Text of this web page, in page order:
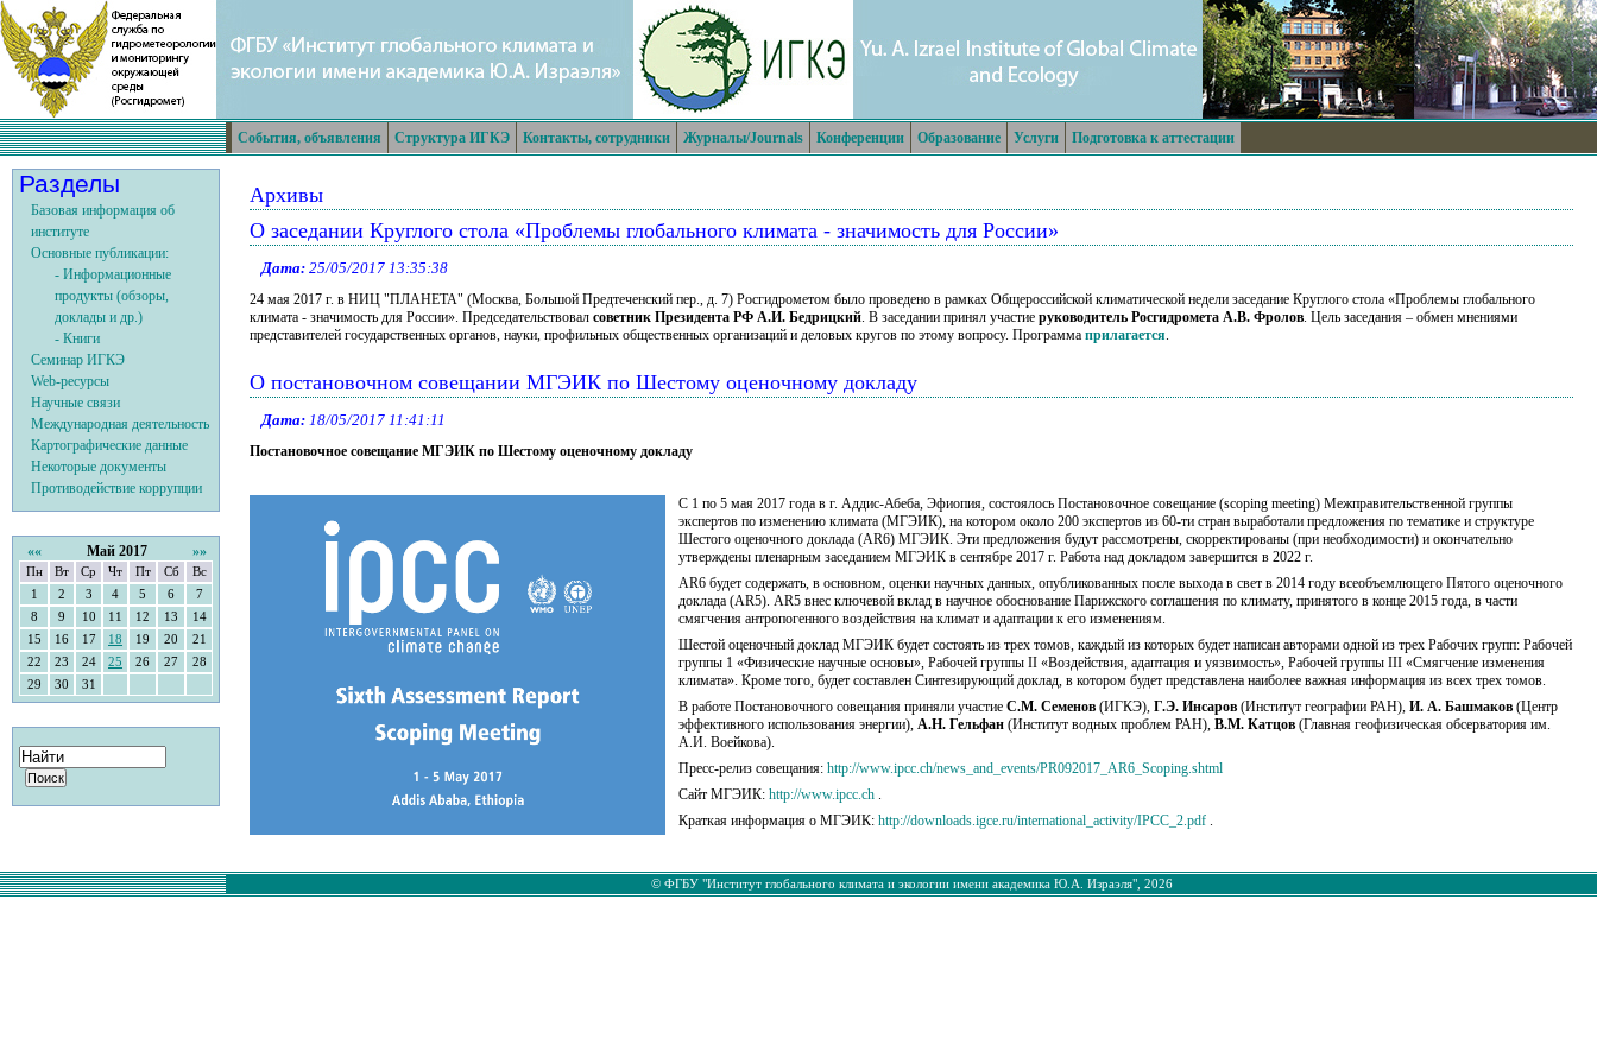
События, объявления Структура ИГКЭ Контакты, сотрудники Журналы/Journals Конференции Образование Услуги Подготовка к аттестации
Архивы
О заседании Круглого стола «Проблемы глобального климата - значимость для России»
Дата: 25/05/2017 13:35:38
24 мая 2017 г. в НИЦ "ПЛАНЕТА" (Москва, Большой Предтеченский пер., д. 7) Росгидрометом было проведено в рамках Общероссийской климатической недели заседание Круглого стола «Проблемы глобального
климата - значимость для России». Председательствовал советник Президента РФ А.И. Бедрицкий. В заседании принял участие руководитель Росгидромета А.В. Фролов. Цель заседания – обмен мнениями
представителей государственных органов, науки, профильных общественных организаций и деловых кругов по этому вопросу. Программа прилагается.
О постановочном совещании МГЭИК по Шестому оценочному докладу
Дата: 18/05/2017 11:41:11
Постановочное совещание МГЭИК по Шестому оценочному докладу
С 1 по 5 мая 2017 года в г. Аддис-Абеба, Эфиопия, состоялось Постановочное совещание (scoping meeting) Межправительственной группы
экспертов по изменению климата (МГЭИК), на котором около 200 экспертов из 60-ти стран выработали предложения по тематике и структуре
Шестого оценочного доклада (AR6) МГЭИК. Эти предложения будут рассмотрены, скорректированы (при необходимости) и окончательно
утверждены пленарным заседанием МГЭИК в сентябре 2017 г. Работа над докладом завершится в 2022 г.
AR6 будет содержать, в основном, оценки научных данных, опубликованных после выхода в свет в 2014 году всеобъемлющего Пятого оценочного
доклада (AR5). AR5 внес ключевой вклад в научное обоснование Парижского соглашения по климату, принятого в конце 2015 года, в части
смягчения антропогенного воздействия на климат и адаптации к его изменениям.
Шестой оценочный доклад МГЭИК будет состоять из трех томов, каждый из которых будет написан авторами одной из трех Рабочих групп: Рабочей
группы 1 «Физические научные основы», Рабочей группы II «Воздействия, адаптация и уязвимость», Рабочей группы III «Смягчение изменения
климата». Кроме того, будет составлен Синтезирующий доклад, в котором будет представлена наиболее важная информация из всех трех томов.
В работе Постановочного совещания приняли участие С.М. Семенов(ИГКЭ), Г.Э. Инсаров(Институт географии РАН), И. А. Башмаков(Центр
эффективного использования энергии), А.Н. Гельфан(Институт водных проблем РАН), В.М. Катцов(Главная геофизическая обсерватория им.
А.И. Воейкова).
Пресс-релиз совещания: http://www.ipcc.ch/news_and_events/PR092017_AR6_Scoping.shtml
Сайт МГЭИК: http://www.ipcc.ch.
Краткая информация о МГЭИК: http://downloads.igce.ru/international_activity/IPCC_2.pdf.
Разделы
Базовая информация об
институте
Основные публикации:
- Информационные
продукты (обзоры,
доклады и др.)
- Книги
Семинар ИГКЭ
Web-ресурсы
Научные связи
Международная деятельность
Картографические данные
Некоторые документы
Противодействие коррупции
«« Май 2017 »»
Пн Вт Ср Чт Пт Сб
Вс
1
2 3 4 5 6
7
8
9 10 11 12 13
14
15
16 17 18 19 20
21
22
23 24 25 26 27
28
29
30 31
© ФГБУ "Институт глобального климата и экологии имени академика Ю.А. Израэля", 2026